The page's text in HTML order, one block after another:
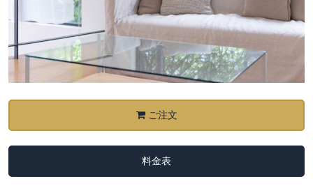
ご注文
料金表